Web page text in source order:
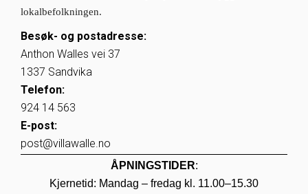
lokalbefolkningen.
Besøk- og postadresse:
Anthon Walles vei 37
1337 Sandvika
Telefon:
924 14 563
E-post:
post@villawalle.no
ÅPNINGSTIDER:
Kjernetid: Mandag – fredag kl. 11.00–15.30